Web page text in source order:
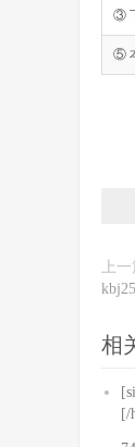
③
⑤
上
相
[/